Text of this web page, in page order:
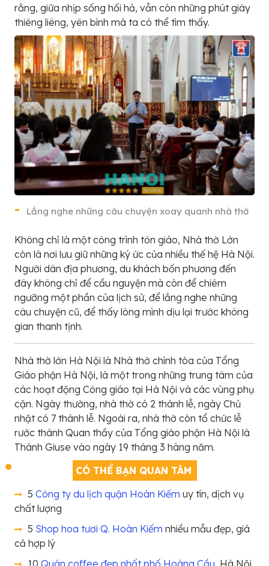
rằng, giữa nhịp sống hối hả, vẫn còn những phút giây
thiêng liêng, yên bình mà ta có thể tìm thấy.
Lắng nghe những câu chuyện xoay quanh nhà thờ
Không chỉ là một công trình tôn giáo, Nhà thờ Lớn
còn là nơi lưu giữ những ký ức của nhiều thế hệ Hà Nội.
Người dân địa phương, du khách bốn phương đến
đây không chỉ để cầu nguyện mà còn để chiêm
ngưỡng một phần của lịch sử, để lắng nghe những
câu chuyện cũ, để thấy lòng mình dịu lại trước không
gian thanh tịnh.
Nhà thờ lớn Hà Nội là Nhà thờ chính tòa của Tổng
Giáo phận Hà Nội, là một trong những trung tâm của
các hoạt động Công giáo tại Hà Nội và các vùng phụ
cận. Ngày thường, nhà thờ có 2 thánh lễ, ngày Chủ
nhật có 7 thánh lễ. Ngoài ra, nhà thờ còn tổ chức lễ
rước thánh Quan thầy của Tổng giáo phận Hà Nội là
Thánh Giuse vào ngày 19 tháng 3 hàng năm.
CÓ THỂ BẠN QUAN TÂM
5 Công ty du lịch quận Hoàn Kiếm uy tín, dịch vụ
chất lượng
5 Shop hoa tươi Q. Hoàn Kiếm nhiều mẫu đẹp, giá
cả hợp lý